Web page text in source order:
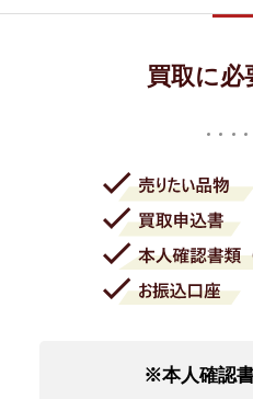
買取に必
※本人確認